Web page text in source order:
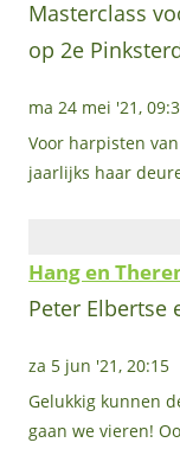
Masterclass
op 2e
ma 24 mei '21,
Voor harpisten
jaarlijks haar
Hang en
Peter Elbertse
za 5 jun '21, 20:15
Gelukkig kunnen
gaan we vieren!